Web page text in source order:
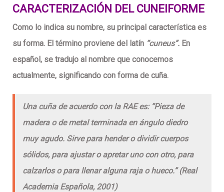
CARACTERIZACIÓN DEL CUNEIFORME
Como lo indica su nombre, su principal característica es
su forma. El término proviene del latín “cuneus”. En
español, se tradujo al nombre que conocemos
actualmente, significando con forma de cuña.
Una cuña de acuerdo con la RAE es: “Pieza de
madera o de metal terminada en ángulo diedro
muy agudo. Sirve para hender o dividir cuerpos
sólidos, para ajustar o apretar uno con otro, para
calzarlos o para llenar alguna raja o hueco.” (Real
Academia Española, 2001)